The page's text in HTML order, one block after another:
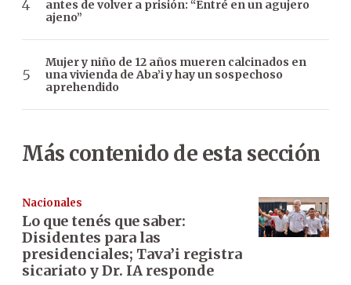
antes de volver a prisión: “Entré en un agujero
ajeno”
Mujer y niño de 12 años mueren calcinados en
una vivienda de Aba’i y hay un sospechoso
aprehendido
Más contenido de esta sección
Nacionales
Lo que tenés que saber:
Disidentes para las
presidenciales; Tava’i registra
sicariato y Dr. IA responde